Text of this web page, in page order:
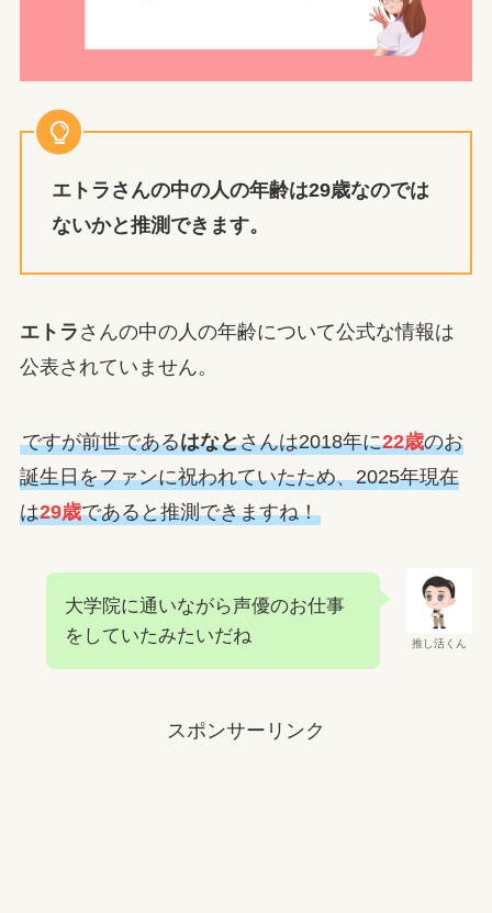
エトラ さんの中の人の年齢は29歳なのでは
ないかと推測できます。
エトラ さんの中の人の年齢について公式な情報は
公表されていません。
ですが前世であるはなとさんは2018年に22歳のお
誕生日をファンに祝われていたため、2025年現在
は29歳であると推測できますね！
推し活くん
大学院に通いながら声優のお仕事
をしていたみたいだね
スポンサーリンク